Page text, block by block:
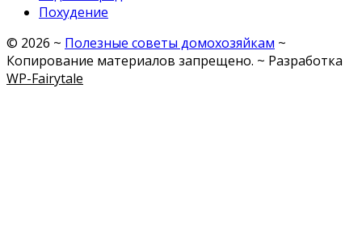
Похудение
© 2026 ~ Полезные советы домохозяйкам ~
Копирование материалов запрещено. ~ Разработка
WP-Fairytale